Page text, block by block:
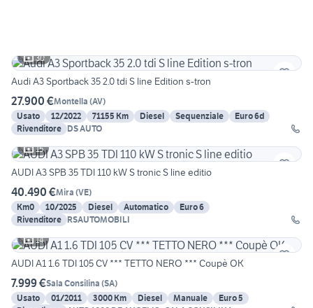
30
Audi A3 Sportback 35 2.0 tdi S line Edition s-tron
27.900 €Montella (AV)
Usato
12/2022 71155 Km Diesel Sequenziale
Euro 6d
Rivenditore DS AUTO
15
AUDI A3 SPB 35 TDI 110 kW S tronic S line editio
40.490 €Mira (VE)
Km0
10/2025 Diesel Automatico
Euro 6
Rivenditore RSAUTOMOBILI
14
AUDI A1 1.6 TDI 105 CV *** TETTO NERO *** Coupè OK
7.999 €Sala Consilina (SA)
Usato
01/2011 3000 Km Diesel Manuale
Euro 5